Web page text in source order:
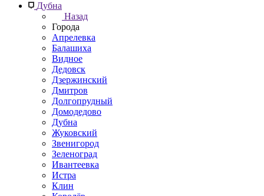
Дубна
Назад
Города
Апрелевка
Балашиха
Видное
Дедовск
Дзержинский
Дмитров
Долгопрудный
Домодедово
Дубна
Жуковский
Звенигород
Зеленоград
Ивантеевка
Истра
Клин